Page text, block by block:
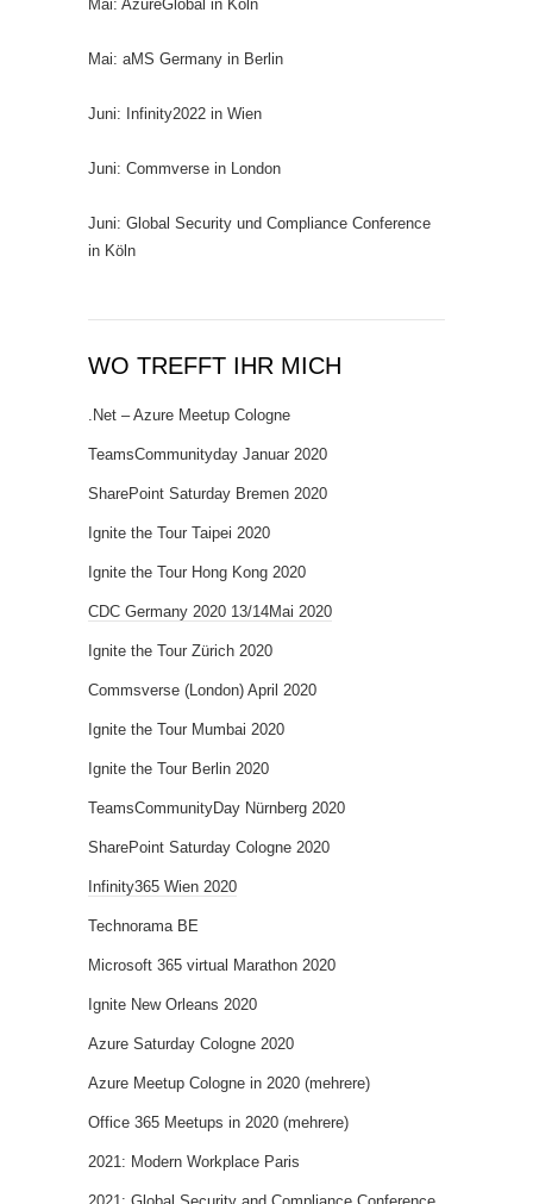
Mai: AzureGlobal in Köln
Mai: aMS Germany in Berlin
Juni: Infinity2022 in Wien
Juni: Commverse in London
Juni: Global Security und Compliance Conference
in Köln
WO TREFFT IHR MICH
.Net – Azure Meetup Cologne
TeamsCommunityday Januar 2020
SharePoint Saturday Bremen 2020
Ignite the Tour Taipei 2020
Ignite the Tour Hong Kong 2020
CDC Germany 2020 13/14Mai 2020
Ignite the Tour Zürich 2020
Commsverse (London) April 2020
Ignite the Tour Mumbai 2020
Ignite the Tour Berlin 2020
TeamsCommunityDay Nürnberg 2020
SharePoint Saturday Cologne 2020
Infinity365 Wien 2020
Technorama BE
Microsoft 365 virtual Marathon 2020
Ignite New Orleans 2020
Azure Saturday Cologne 2020
Azure Meetup Cologne in 2020 (mehrere)
Office 365 Meetups in 2020 (mehrere)
2021: Modern Workplace Paris